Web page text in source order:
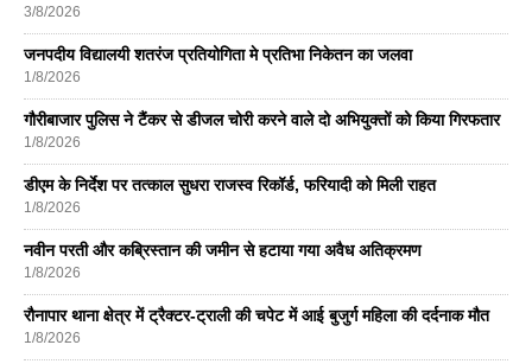
3/8/2026
जनपदीय विद्यालयी शतरंज प्रतियोगिता मे प्रतिभा निकेतन का जलवा
1/8/2026
गौरीबाजार पुलिस ने टैंकर से डीजल चोरी करने वाले दो अभियुक्तों को किया गिरफतार
1/8/2026
डीएम के निर्देश पर तत्काल सुधरा राजस्व रिकॉर्ड, फरियादी को मिली राहत
1/8/2026
नवीन परती और कब्रिस्तान की जमीन से हटाया गया अवैध अतिक्रमण
1/8/2026
रौनापार थाना क्षेत्र में ट्रैक्टर-ट्राली की चपेट में आई बुजुर्ग महिला की दर्दनाक मौत
1/8/2026